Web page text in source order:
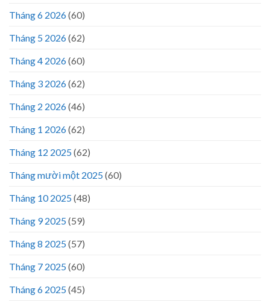
Tháng 6 2026(60)
Tháng 5 2026(62)
Tháng 4 2026(60)
Tháng 3 2026(62)
Tháng 2 2026(46)
Tháng 1 2026(62)
Tháng 12 2025(62)
Tháng mười một 2025(60)
Tháng 10 2025(48)
Tháng 9 2025(59)
Tháng 8 2025(57)
Tháng 7 2025(60)
Tháng 6 2025(45)